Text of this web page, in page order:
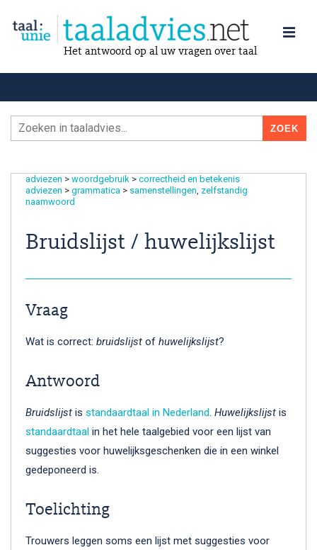
Het antwoord op al uw vragen over taal
adviezen > woordgebruik > correctheid en betekenis
adviezen > grammatica > samenstellingen zelfstandig
naamwoord
Bruidslijst / huwelijkslijst
Vraag
Wat is correct: bruidslijst of huwelijkslijst?
Antwoord
Bruidslijst is standaardtaal in Nederland. Huwelijkslijst is
standaardtaal in het hele taalgebied voor een lijst van
suggesties voor huwelijksgeschenken die in een winkel
gedeponeerd is.
Toelichting
Trouwers leggen soms een lijst met suggesties voor